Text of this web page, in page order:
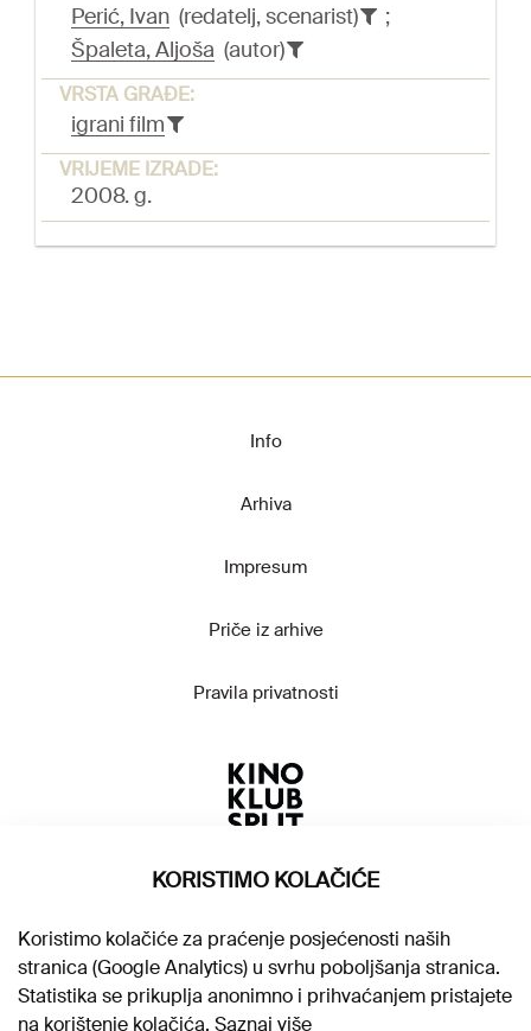
Perić, Ivan (redatelj, scenarist)
;
Špaleta, Aljoša (autor)
VRSTA GRAĐE:
igrani film
VRIJEME IZRADE:
2008. g.
Info
Arhiva
Impresum
Priče iz arhive
Pravila privatnosti
KORISTIMO KOLAČIĆE
Koristimo kolačiće za praćenje posjećenosti naših
stranica (Google Analytics) u svrhu poboljšanja stranica.
Statistika se prikuplja anonimno i prihvaćanjem pristajete
na korištenje kolačića. Saznaj više